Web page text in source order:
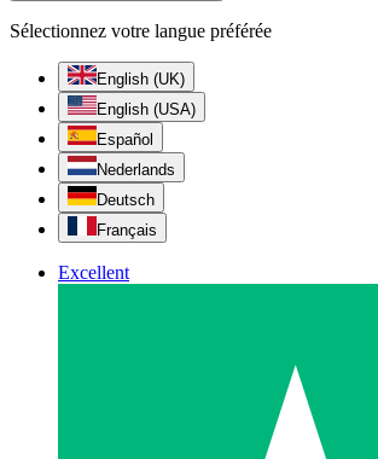
Sélectionnez votre langue préférée
English (UK)
English (USA)
Español
Nederlands
Deutsch
Français
Excellent